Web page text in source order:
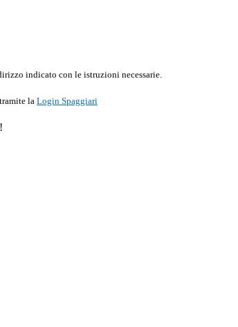
indicato con le istruzioni necessarie.
la Login Spaggiari